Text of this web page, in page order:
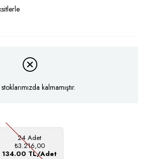
kalmamıştır.
24 Adet
₺3.216,00
134.00 TL/Adet